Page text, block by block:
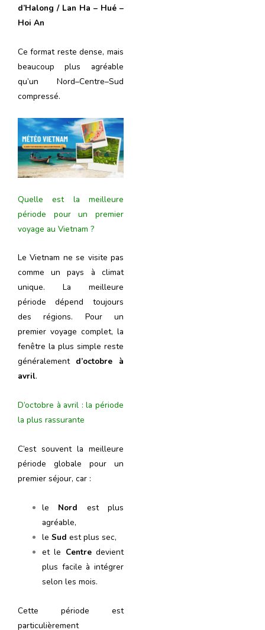
d’Halong / Lan Ha – Hué –
Hoi An
Ce format reste dense, mais
beaucoup plus agréable
qu’un Nord–Centre–Sud
compressé.
Quelle est la meilleure
période pour un premier
voyage au Vietnam ?
Le Vietnam ne se visite pas
comme un pays à climat
unique. La meilleure
période dépend toujours
des régions. Pour un
premier voyage complet, la
fenêtre la plus simple reste
généralement d’octobre à
avril.
D’octobre à avril : la période
la plus rassurante
C’est souvent la meilleure
période globale pour un
premier séjour, car :
le Nord est plus
agréable,
leSud est plus sec,
et le Centredevient
plus facile à intégrer
selon les mois.
Cette période est
particulièrement